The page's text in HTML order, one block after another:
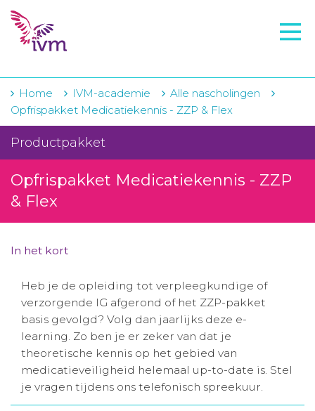
VMI
IVM-academie
Zorginstellingen
Voorschrijfgedrag
Projecten
Over IVM
Winkelwagentje
Aanmelden nieuwsbrief
Inloggen
Home IVM-academie
Alle nascholingen
Opfrispakket Medicatiekennis - ZZP & Flex
Productpakket
Opfrispakket Medicatiekennis - ZZP
& Flex
In het kort
Heb je de opleiding tot verpleegkundige of
verzorgende IG afgerond of het ZZP-pakket
basis gevolgd? Volg dan jaarlijks deze e-
learning. Zo ben je er zeker van dat je
theoretische kennis op het gebied van
medicatieveiligheid helemaal up-to-date is. Stel
je vragen tijdens ons telefonisch spreekuur.